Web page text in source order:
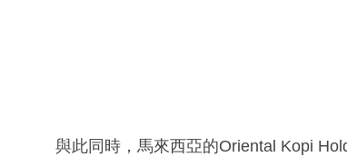
與此同時，馬來西亞的Oriental Kopi